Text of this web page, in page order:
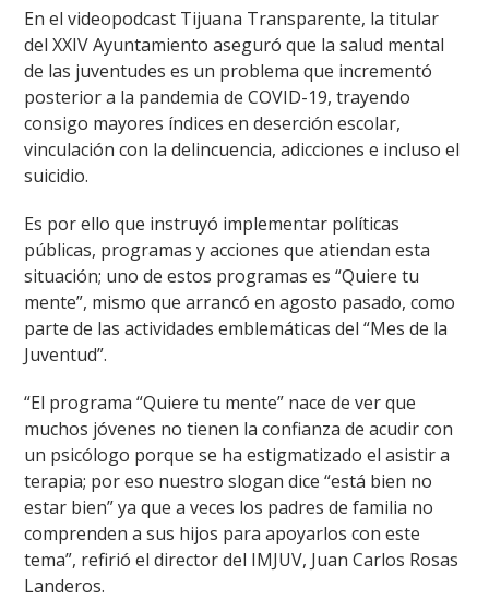
En el videopodcast Tijuana Transparente, la titular
del XXIV Ayuntamiento aseguró que la salud mental
de las juventudes es un problema que incrementó
posterior a la pandemia de COVID-19, trayendo
consigo mayores índices en deserción escolar,
vinculación con la delincuencia, adicciones e incluso el
suicidio.
Es por ello que instruyó implementar políticas
públicas, programas y acciones que atiendan esta
situación; uno de estos programas es “Quiere tu
mente”, mismo que arrancó en agosto pasado, como
parte de las actividades emblemáticas del “Mes de la
Juventud”.
“El programa “Quiere tu mente” nace de ver que
muchos jóvenes no tienen la confianza de acudir con
un psicólogo porque se ha estigmatizado el asistir a
terapia; por eso nuestro slogan dice “está bien no
estar bien” ya que a veces los padres de familia no
comprenden a sus hijos para apoyarlos con este
tema”, refirió el director del IMJUV, Juan Carlos Rosas
Landeros.